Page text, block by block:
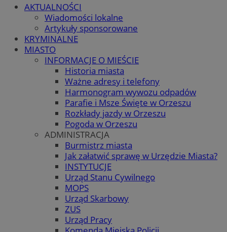
AKTUALNOŚCI
Wiadomości lokalne
Artykuły sponsorowane
KRYMINALNE
MIASTO
INFORMACJE O MIEŚCIE
Historia miasta
Ważne adresy i telefony
Harmonogram wywozu odpadów
Parafie i Msze Święte w Orzeszu
Rozkłady jazdy w Orzeszu
Pogoda w Orzeszu
ADMINISTRACJA
Burmistrz miasta
Jak załatwić sprawę w Urzędzie Miasta?
INSTYTUCJE
Urząd Stanu Cywilnego
MOPS
Urząd Skarbowy
ZUS
Urząd Pracy